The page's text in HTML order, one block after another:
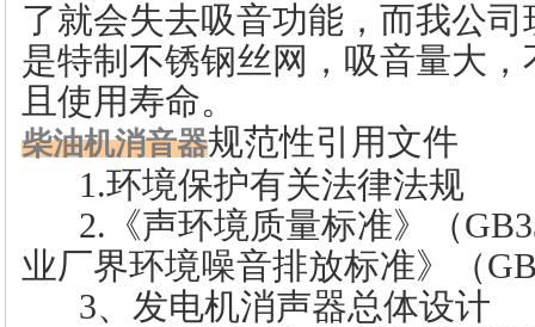
了就会失去吸音功能，而我公
是特制不锈钢丝网，吸音量大
且使用寿命。
柴油机消音器规范性引用文件
1.环境保护有关法律法规
2.《声环境质量标准》（
业厂界环境噪音排放标准》（
3、发电机消声器总体设计